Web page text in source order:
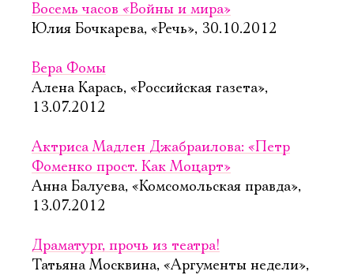
Восемь часов «Войны и мира»
Юлия Бочкарева, «Речь», 30.10.2012
Вера Фомы
Алена Карась, «Российская газета»,
13.07.2012
Актриса Мадлен Джабраилова: «Петр
Фоменко прост. Как Моцарт»
Анна Балуева, «Комсомольская правда»,
13.07.2012
Драматург, прочь из театра!
Татьяна Москвина, «Аргументы недели»,